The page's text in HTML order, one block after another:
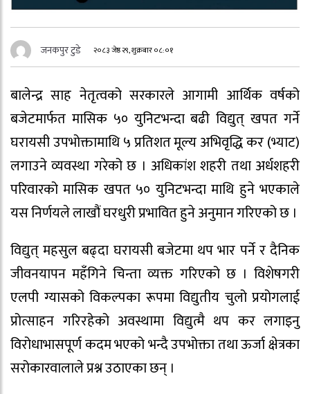
जनकपुर टुडे २०८३ जेष्ठ २९, शुक्रबार ०८:०१
बालेन्द्र साह नेतृत्वको सरकारले आगामी आर्थिक वर्षको
बजेटमार्फत मासिक ५० युनिटभन्दा बढी विद्युत् खपत गर्ने
घरायसी उपभोक्तामाथि ५ प्रतिशत मूल्य अभिवृद्धि कर (भ्याट)
लगाउने व्यवस्था गरेको छ । अधिकांश शहरी तथा अर्धशहरी
परिवारको मासिक खपत ५० युनिटभन्दा माथि हुने भएकाले
यस निर्णयले लाखौं घरधुरी प्रभावित हुने अनुमान गरिएको छ ।
विद्युत् महसुल बढ्दा घरायसी बजेटमा थप भार पर्ने र दैनिक
जीवनयापन महँगिने चिन्ता व्यक्त गरिएको छ । विशेषगरी
एलपी ग्यासको विकल्पका रूपमा विद्युतीय चुलो प्रयोगलाई
प्रोत्साहन गरिरहेको अवस्थामा विद्युत्मै थप कर लगाइनु
विरोधाभासपूर्ण कदम भएको भन्दै उपभोक्ता तथा ऊर्जा क्षेत्रका
सरोकारवालाले प्रश्न उठाएका छन् ।